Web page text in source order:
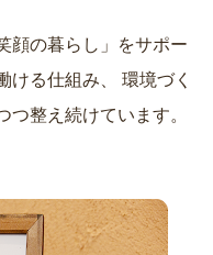
顔の暮らし」をサポー
ける仕組み、
つ整え続けています。